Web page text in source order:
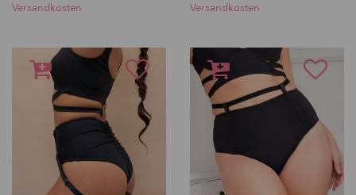
Versandkosten
Versandkosten